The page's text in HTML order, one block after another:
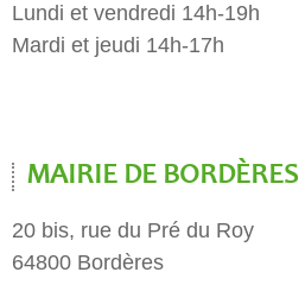
Lundi et vendredi 14h-19h
Mardi et jeudi 14h-17h
MAIRIE DE BORDÈRES
20 bis, rue du Pré du Roy
64800 Bordères